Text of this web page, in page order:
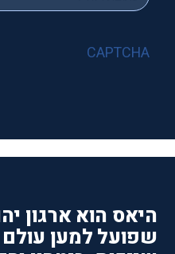
CAPTCHA
היאס הוא ארגון
שפועל למען